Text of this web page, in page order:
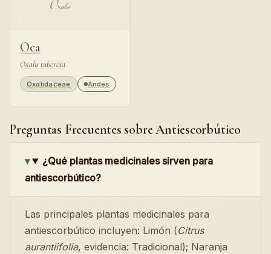
Oca
Oxalis tuberosa
Oxalidaceae Andes
Preguntas Frecuentes sobre Antiescorbútico
¿Qué plantas medicinales sirven para
antiescorbútico?
Las principales plantas medicinales para
antiescorbútico incluyen: Limón (Citrus
aurantiifolia, evidencia: Tradicional); Naranja